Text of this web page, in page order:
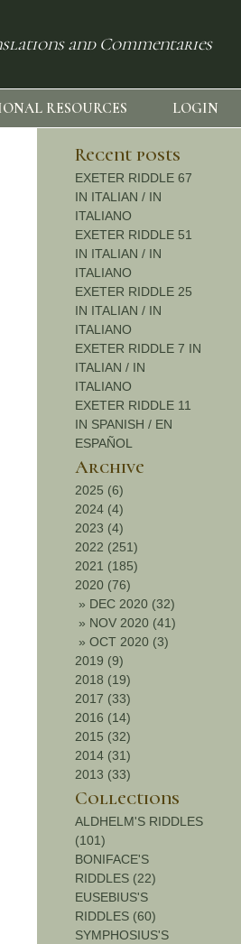
and Commentaries
RESOURCES LOGIN
Recent posts
EXETER RIDDLE 67
IN ITALIAN / IN
ITALIANO
EXETER RIDDLE 51
IN ITALIAN / IN
ITALIANO
EXETER RIDDLE 25
IN ITALIAN / IN
ITALIANO
EXETER RIDDLE 7 IN
ITALIAN / IN
ITALIANO
EXETER RIDDLE 11
IN SPANISH / EN
ESPAÑOL
Archive
2025 (6)
2024 (4)
2023 (4)
2022 (251)
2021 (185)
2020 (76)
» DEC 2020 (32)
» NOV 2020 (41)
» OCT 2020 (3)
2019 (9)
2018 (19)
2017 (33)
2016 (14)
2015 (32)
2014 (31)
2013 (33)
Collections
ALDHELM'S RIDDLES
(101)
BONIFACE'S
RIDDLES (22)
EUSEBIUS'S
RIDDLES (60)
SYMPHOSIUS'S